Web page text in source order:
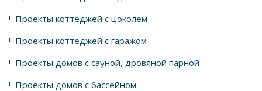
с террасой и 6 комнатами
Проекты коттеджей с цоколем
Проекты коттеджей с гаражом
Проекты домов с сауной, дровяной парной
Проекты домов с бассейном